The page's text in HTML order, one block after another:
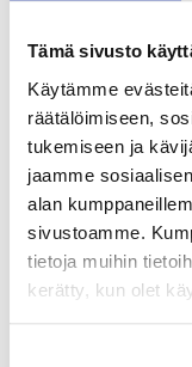
Tämä sivusto
Käytämme
räätälöimiseen,
tukemiseen ja
jaamme
alan
sivustoamme.
tietoja muihin
kerätty, kun olet